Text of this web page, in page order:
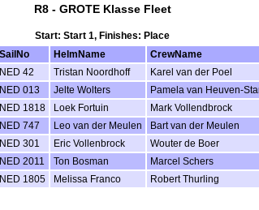
R8 - GROTE Klasse Fleet
Start: Start 1, Finishes: Place
SailNo HelmName CrewName
NED 42 Tristan Noordhoff Karel van der Poel
NED 013 Jelte Wolters Pamela van Heuven-
NED 1818 Loek Fortuin Mark Vollendbrock
NED 747 Leo van der Meulen Bart van der Meulen
NED 301 Eric Vollenbrock Wouter de Boer
NED 2011 Ton Bosman Marcel Schers
NED 1805 Melissa Franco Robert Thurling